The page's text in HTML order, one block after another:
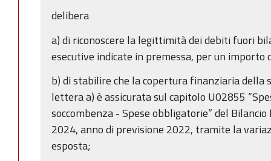
delibera
a) di riconoscere la legittimità dei debiti fuori
esecutive indicate in premessa, per un importo
b) di stabilire che la copertura finanziaria della
lettera a) è assicurata sul capitolo U02855
soccombenza - Spese obbligatorie” del
2024, anno di previsione 2022, tramite la
esposta;